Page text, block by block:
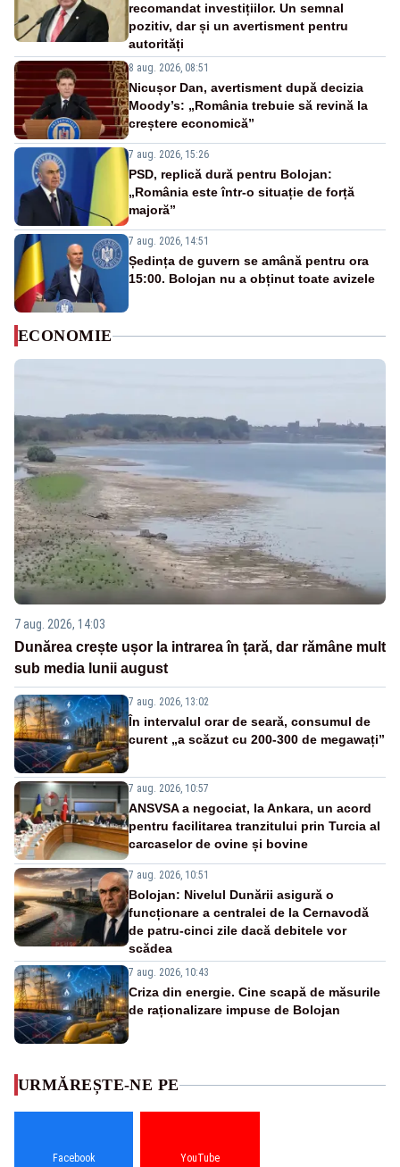
recomandat investițiilor. Un semnal
pozitiv, dar și un avertisment pentru
autorități
8 aug. 2026, 08:51
Nicușor Dan, avertisment după decizia
Moody’s: „România trebuie să revină la
creștere economică”
7 aug. 2026, 15:26
PSD, replică dură pentru Bolojan:
„România este într-o situație de forță
majoră”
7 aug. 2026, 14:51
Ședința de guvern se amână pentru ora
15:00. Bolojan nu a obținut toate avizele
ECONOMIE
7 aug. 2026, 14:03
Dunărea crește ușor la intrarea în țară, dar rămâne mult
sub media lunii august
7 aug. 2026, 13:02
În intervalul orar de seară, consumul de
curent „a scăzut cu 200-300 de megawați”
7 aug. 2026, 10:57
ANSVSA a negociat, la Ankara, un acord
pentru facilitarea tranzitului prin Turcia al
carcaselor de ovine și bovine
7 aug. 2026, 10:51
Bolojan: Nivelul Dunării asigură o
funcționare a centralei de la Cernavodă
de patru-cinci zile dacă debitele vor
scădea
7 aug. 2026, 10:43
Criza din energie. Cine scapă de măsurile
de raționalizare impuse de Bolojan
URMĂREȘTE-NE PE
Facebook YouTube